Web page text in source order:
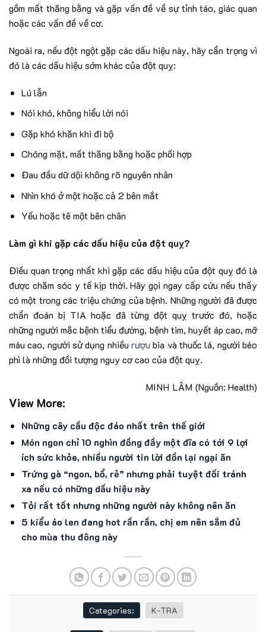
gồm mất thăng bằng và gặp vấn đề về sự tỉnh táo, giác quan
hoặc các vấn đề về cơ.
Ngoài ra, nếu đột ngột gặp các dấu hiệu này, hãy cẩn trọng vì
đó là các dấu hiệu sớm khác của đột quỵ:
Lú lẫn
Nói khó, không hiểu lời nói
Gặp khó khăn khi đi bộ
Chóng mặt, mất thăng bằng hoặc phối hợp
Đau đầu dữ dội không rõ nguyên nhân
Nhìn khó ở một hoặc cả 2 bên mắt
Yếu hoặc tê một bên chân
Làm gì khi gặp các dấu hiệu của đột quỵ?
Điều quan trọng nhất khi gặp các dấu hiệu của đột quỵ đó là
được chăm sóc y tế kịp thời. Hãy gọi ngay cấp cứu nếu thấy
có một trong các triệu chứng của bệnh. Những người đã được
chẩn đoán bị TIA hoặc đã từng đột quỵ trước đó, hoặc
những người mắc bệnh tiểu đường, bệnh tim, huyết áp cao, mỡ
máu cao, người sử dụng nhiều rượu bia và thuốc lá, người béo
phì là những đối tượng nguy cơ cao của đột quỵ.
MINH LÂM (Nguồn: Health)
View More:
Những cây cầu độc đáo nhất trên thế giới
Món ngon chỉ 10 nghìn đồng đầy một đĩa có tới 9 lợi
ích sức khỏe, nhiều người tin lời đồn lại ngại ăn
Trứng gà “ngon, bổ, rẻ” nhưng phải tuyệt đối tránh
xa nếu có những dấu hiệu này
Tỏi rất tốt nhưng những người này không nên ăn
5 kiểu áo len đang hot rần rần, chị em nên sắm đủ
cho mùa thu đông này
Categories: K-TRA